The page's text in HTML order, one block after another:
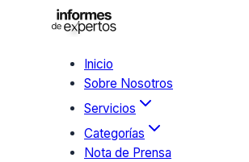
Inicio
Sobre Nosotros
Servicios
Categorías
Nota de Prensa